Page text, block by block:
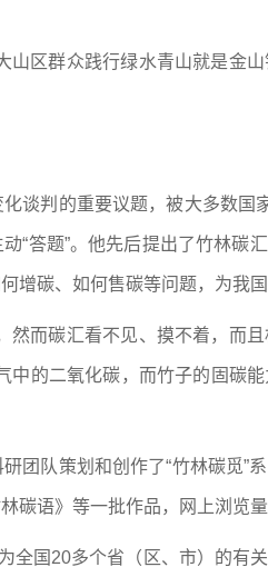
山区群众践行绿水青山就是金
谈判的重要议题，被大多数
“答题”。他先后提出了竹林
增碳、如何售碳等问题，为我
然而碳汇看不见、摸不着，而
中的二氧化碳，而竹子的固碳
团队策划和创作了“竹林碳觅
碳语》等一批作品，网上浏览量
全国20多个省（区、市）的